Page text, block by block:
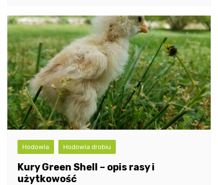
Hodowla Hodowla drobiu
Kury Green Shell – opis rasy i
użytkowość